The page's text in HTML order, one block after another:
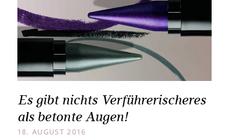
Es gibt nichts Verführerischeres
als betonte Augen!
18. AUGUST 2016